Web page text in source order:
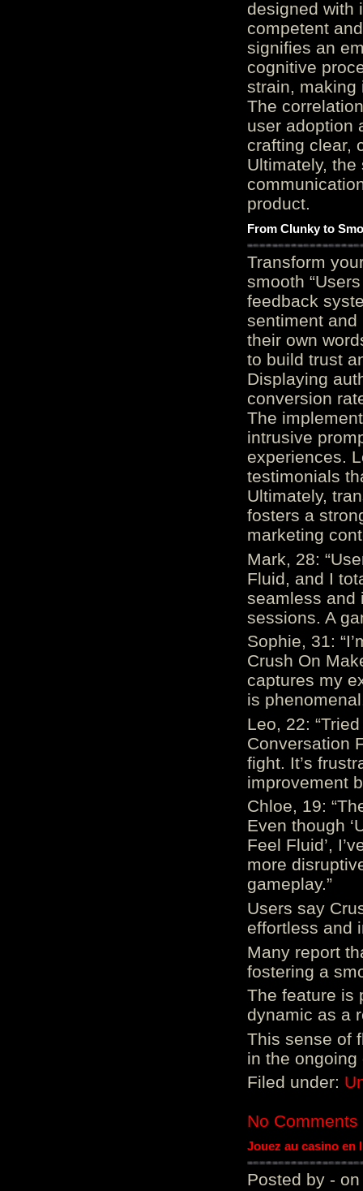
designed with
competent
signifies an
cognitive
strain, making
The
user adoption
crafting clear,
Ultimately,
product.
From Clunky to
Transform
smooth
feedback
sentiment and
their own
to build trust
Displaying
conversion
The
intrusive
experiences.
testimonials
Ultimately,
fosters a
marketing
Mark, 28:
Fluid, and I
seamless and
sessions. A
Sophie, 31:
Crush On
captures my
is
Leo, 22:
Conversation
fight. It’s
improvement
Chloe, 19:
Even though
Feel Fluid’,
more
gameplay.”
Users say
effortless and
Many report
fostering a
The feature is
dynamic as a
This sense of
in the ongoing
Filed under:
No Comments
Jouez au casino en
Posted by - on